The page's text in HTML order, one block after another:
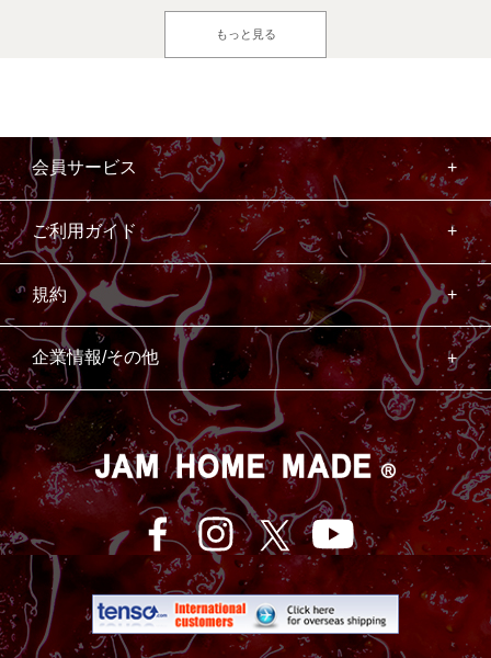
もっと見る
会員サービス
ご利用ガイド
規約
企業情報/その他